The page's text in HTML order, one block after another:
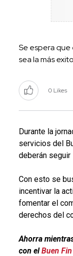
Se espera que
sea la más
0 Likes
Durante la
servicios del
deberán
Con esto se
incentivar la
fomentar el
derechos del
Ahorra
con elBuen